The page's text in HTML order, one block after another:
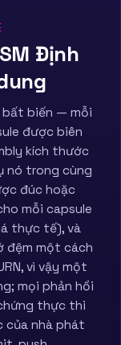
Định
bất biến — mỗi
được biên
kích thước
nó trong cùng
đúc hoặc
mỗi capsule
thực tế), và
đệm một cách
vì vậy một
mọi phản hồi
thực thi
của nhà phát